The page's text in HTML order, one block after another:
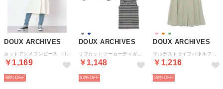
DOUX ARCHIVES
￥1,169
88%
DOUX ARCHIVES
￥1,148
82%
DOUX ARCHIVES
￥1,216
86%